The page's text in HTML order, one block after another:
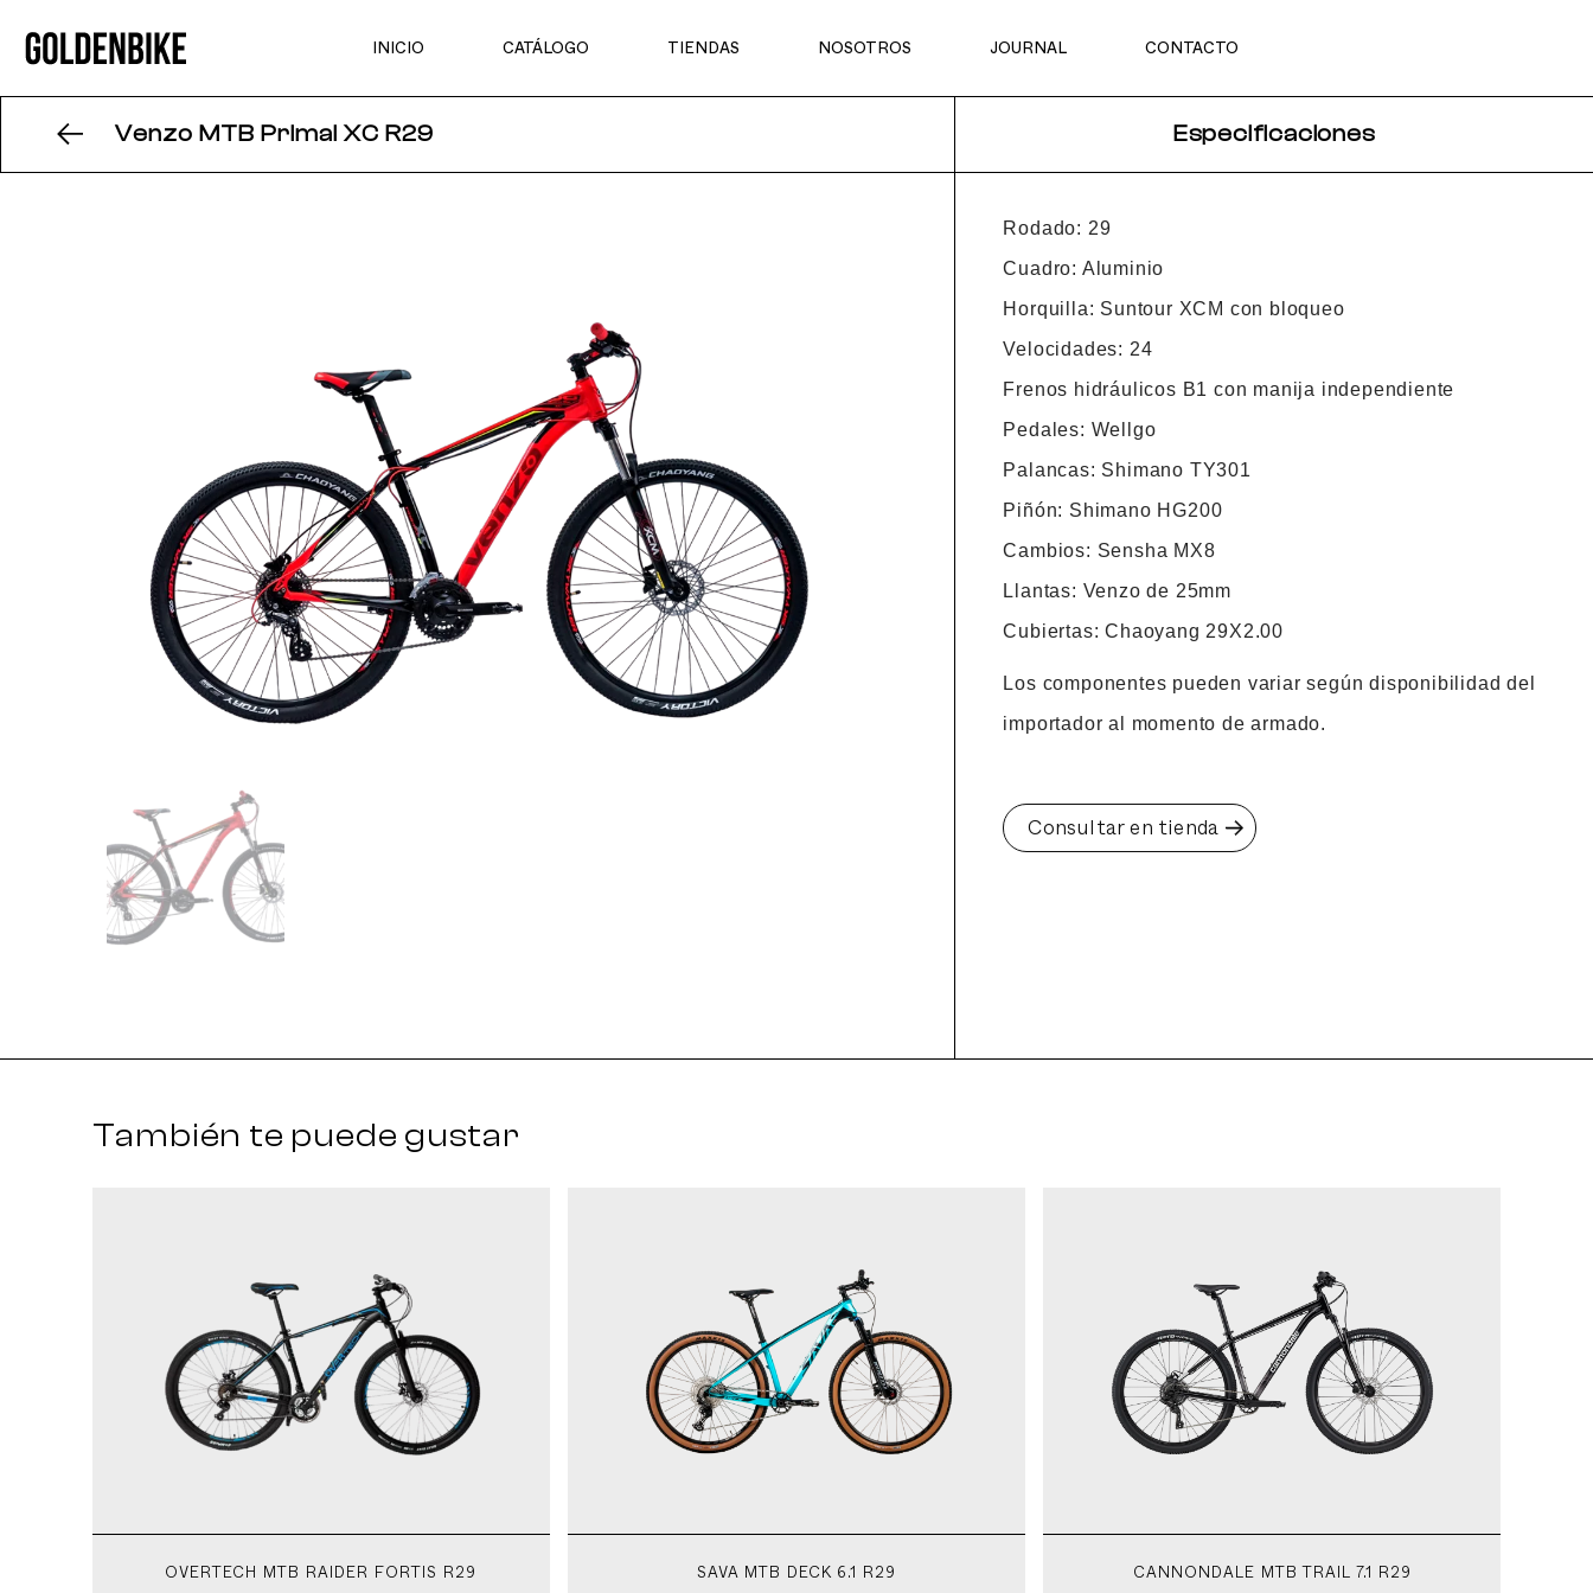
INICIO CATÁLOGO TIENDAS NOSOTROS JOURNAL CONTACTO
Venzo MTB Primal XC R29 Especificaciones
Rodado: 29
Cuadro: Aluminio
Horquilla: Suntour XCM con bloqueo
Velocidades: 24
Frenos hidráulicos B1 con manija independiente
Pedales: Wellgo
Palancas: Shimano TY301
Piñón: Shimano HG200
Cambios: Sensha MX8
Llantas: Venzo de 25mm
Cubiertas: Chaoyang 29X2.00
Los componentes pueden variar según disponibilidad del
importador al momento de armado.
Consultar en tienda
También te puede gustar
OVERTECH MTB RAIDER FORTIS R29 SAVA MTB DECK 6.1 R29 CANNONDALE MTB TRAIL 7.1 R29